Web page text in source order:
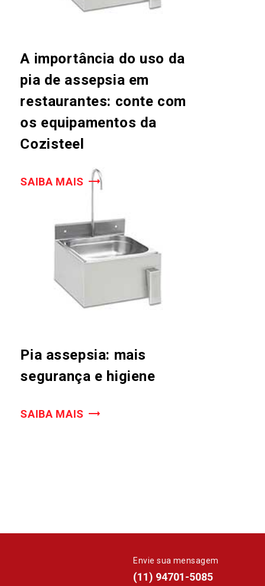
A importância do uso da
pia de assepsia em
restaurantes: conte com
os equipamentos da
Cozisteel
SAIBA MAIS
Pia assepsia: mais
segurança e higiene
SAIBA MAIS
Envie sua mensagem
(11) 94701-5085